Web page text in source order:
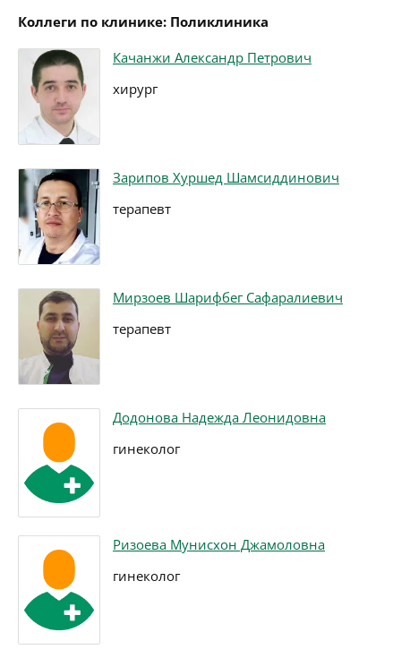
Коллеги по клинике: Поликлиника
Качанжи Александр Петрович
хирург
Зарипов Хуршед Шамсиддинович
терапевт
Мирзоев Шарифбег Сафаралиевич
терапевт
Додонова Надежда Леонидовна
гинеколог
Ризоева Мунисхон Джамоловна
гинеколог